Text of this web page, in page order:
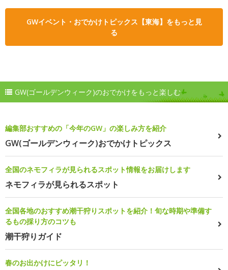
GWイベント・おでかけトピックス【東海】をもっと見
る
GW(ゴールデンウィーク)のおでかけをもっと楽しむ
編集部おすすめの「今年のGW」の楽しみ方を紹介
GW(ゴールデンウィーク)おでかけトピックス
全国のネモフィラが見られるスポット情報をお届けします
ネモフィラが見られるスポット
全国各地のおすすめ潮干狩りスポットを紹介！旬な時期や準備す
るもの採り方のコツも
潮干狩りガイド
春のお出かけにピッタリ！